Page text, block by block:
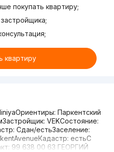
покупать квартиру;
квартиру
Паркентский
VEKСостояние:
Сдан/естьЗаселение:
естьС
99 638 00 63 ГЕОРГИЙ